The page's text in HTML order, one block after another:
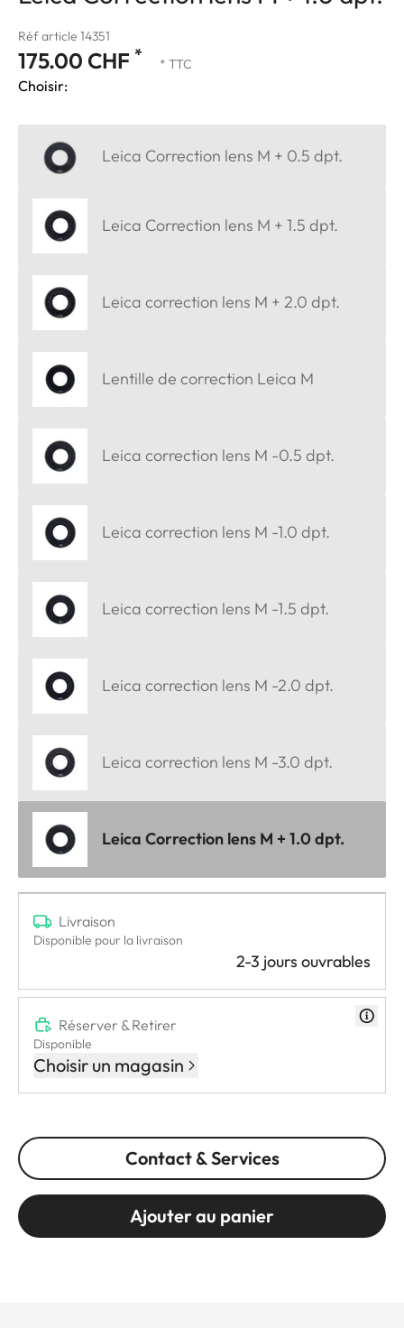
Réf article 14351
175.00 CHF * * TTC
Choisir:
Leica Correction lens M + 0.5 dpt.
Leica Correction lens M + 1.5 dpt.
Leica correction lens M + 2.0 dpt.
Lentille de correction Leica M
Leica correction lens M -0.5 dpt.
Leica correction lens M -1.0 dpt.
Leica correction lens M -1.5 dpt.
Leica correction lens M -2.0 dpt.
Leica correction lens M -3.0 dpt.
Leica Correction lens M + 1.0 dpt.
Livraison
Disponible pour la livraison
2-3 jours ouvrables
Réserver & Retirer
Disponible
Choisir un magasin
Contact & Services
Ajouter au panier